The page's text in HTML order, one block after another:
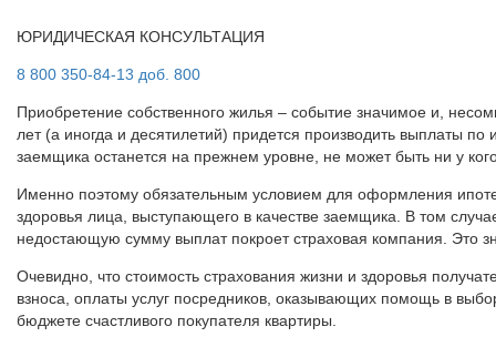
ЮРИДИЧЕСКАЯ КОНСУЛЬТАЦИЯ
8 800 350-84-13 доб. 800
Приобретение собственного жилья – событие значимое и,
лет (а иногда и десятилетий) придется производить выплаты
заемщика останется на прежнем уровне, не может быть ни у
Именно поэтому обязательным условием для оформления
здоровья лица, выступающего в качестве заемщика. В том
недостающую сумму выплат покроет страховая компания. Это
Очевидно, что стоимость страхования жизни и здоровья
взноса, оплаты услуг посредников, оказывающих помощь в
бюджете счастливого покупателя квартиры.